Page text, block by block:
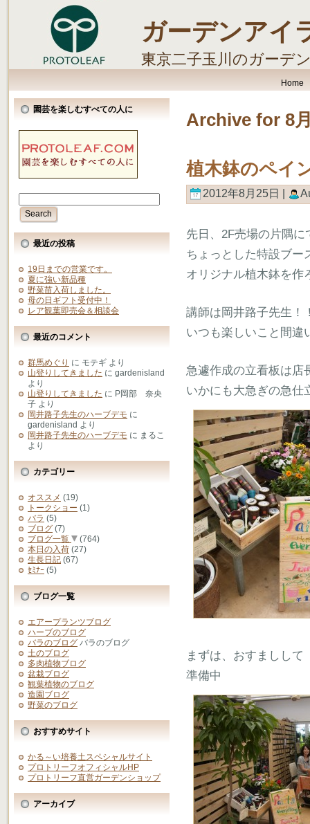
ガーデンアイ
東京二子玉川のガーデ
Home
園芸を楽しむすべての人に
最近の投稿
19日までの営業です。
夏に強い新品種
野菜苗入荷しました。
母の日ギフト受付中！
レア観葉即売会＆相談会
最近のコメント
群馬めぐり に モテギ より
山登りしてきました に gardenisland
より
山登りしてきました に P岡部 奈央
子 より
岡井路子先生のハーブデモ に
gardenisland より
岡井路子先生のハーブデモ に まるこ
より
カテゴリー
オススメ (19)
トークショー (1)
バラ (5)
ブログ (7)
ブログ一覧
(764)
本日の入荷 (27)
生長日記 (67)
ｾﾐﾅｰ (5)
ブログ一覧
エアープランツブログ
ハーブのブログ
バラのブログ バラのブログ
土のブログ
多肉植物ブログ
盆栽ブログ
観葉植物のブログ
造園ブログ
野菜のブログ
おすすめサイト
かる～い培養土スペシャルサイト
プロトリーフオフィシャルHP
プロトリーフ直営ガーデンショップ
アーカイブ
Archive for 8
植木鉢のペイ
2012年8月25日 |
先日、2F売場の片隅に
ちょっとした特設ブー
オリジナル植木鉢を
講師は岡井路子先生！
いつも楽しいこと間違
急遽作成の立看板は店
いかにも大急ぎの急仕
まずは、おすましして
準備中